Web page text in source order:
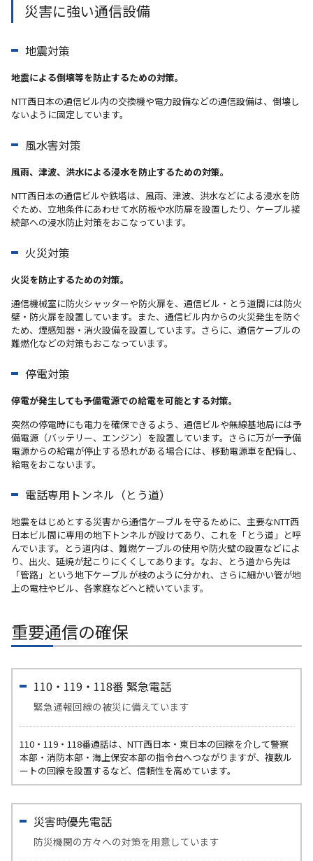
災害に強い通信設備
地震対策
地震による倒壊等を防止するための対策。
NTT西日本の通信ビル内の交換機や電力設備などの通信設備は、倒壊し
ないように固定しています。
風水害対策
風雨、津波、洪水による浸水を防止するための対策。
NTT西日本の通信ビルや鉄塔は、風雨、津波、洪水などによる浸水を防
ぐため、立地条件にあわせて水防板や水防扉を設置したり、ケーブル接
続部への浸水防止対策をおこなっています。
火災対策
火災を防止するための対策。
通信機械室に防火シャッターや防火扉を、通信ビル・とう道間には防火
壁・防火扉を設置しています。また、通信ビル内からの火災発生を防ぐ
ため、煙感知器・消火設備を設置しています。さらに、通信ケーブルの
難燃化などの対策もおこなっています。
停電対策
停電が発生しても予備電源での給電を可能とする対策。
突然の停電時にも電力を確保できるよう、通信ビルや無線基地局には予
備電源（バッテリー、エンジン）を設置しています。さらに万が一予備
電源からの給電が停止する恐れがある場合には、移動電源車を配備し、
給電をおこないます。
電話専用トンネル（とう道）
地震をはじめとする災害から通信ケーブルを守るために、主要なNTT西
日本ビル間に専用の地下トンネルが設けてあり、これを「とう道」と呼
んでいます。とう道内は、難燃ケーブルの使用や防火壁の設置などによ
り、出火、延焼が起こりにくくしてあります。なお、とう道から先は
「管路」という地下ケーブルが枝のように分かれ、さらに細かい管が地
上の電柱やビル、各家庭などへと続いています。
重要通信の確保
110・119・118番 緊急電話
緊急通報回線の被災に備えています
110・119・118番通話は、NTT西日本・東日本の回線を介して警察
本部・消防本部・海上保安本部の指令台へつながりますが、複数ル
ートの回線を設置するなど、信頼性を高めています。
災害時優先電話
防災機関の方々への対策を用意しています